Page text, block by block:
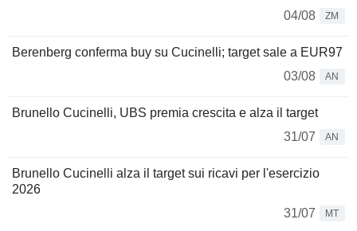
04/08
ZM
Berenberg conferma buy su Cucinelli; target sale a EUR97
03/08
AN
Brunello Cucinelli, UBS premia crescita e alza il target
31/07
AN
Brunello Cucinelli alza il target sui ricavi per l'esercizio
2026
31/07
MT